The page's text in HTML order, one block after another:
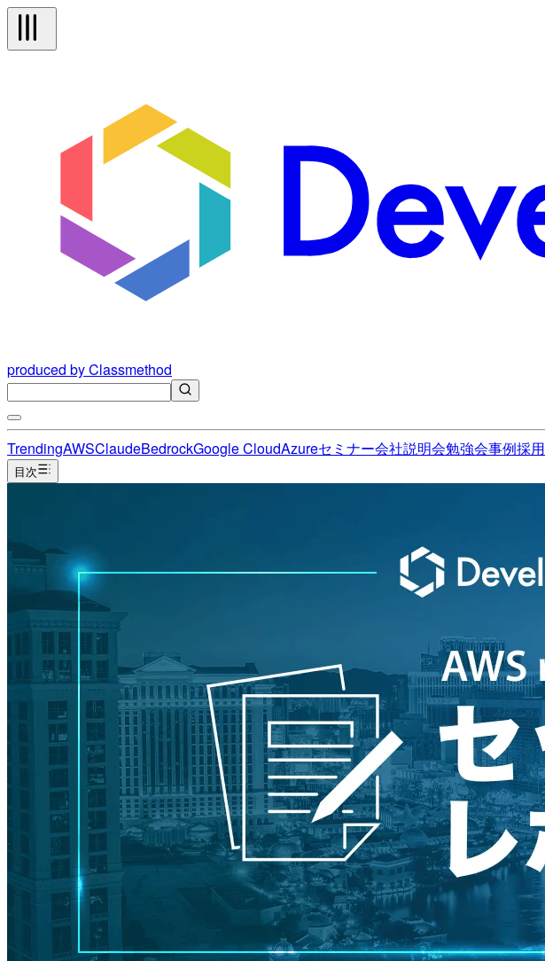
produced by Classmethod
TrendingAWSClaudeBedrockGoogle CloudAzureセミナー会社説明会勉強会事例採用
目次